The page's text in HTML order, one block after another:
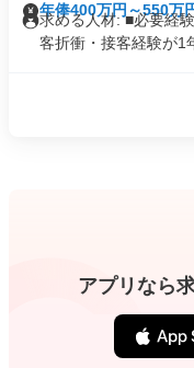
年俸400万円～550万
求める人材: ■必要経
客折衝・接客経験が1
アプリなら